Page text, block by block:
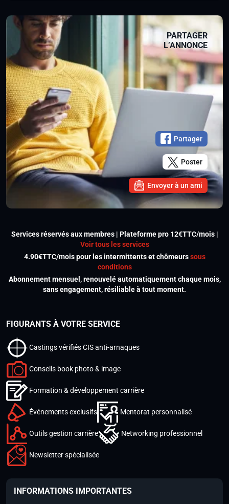
PARTAGER
L’ANNONCE
Partager
Poster
Envoyer à un ami
Services réservés aux membres | Plateforme pro 12€TTC/mois |
Voir tous les services
4.90€TTC/mois pour les intermittents et chômeurssous
conditions
Abonnement mensuel, renouvelé automatiquement chaque mois,
sans engagement, résiliable à tout moment.
FIGURANTS À VOTRE SERVICE
Castings vérifiés CIS anti-arnaques
Conseils book photo & image
Formation & développement carrière
Événements exclusifs Mentorat personnalisé
Outils gestion carrière Networking professionnel
Newsletter spécialisée
INFORMATIONS IMPORTANTES